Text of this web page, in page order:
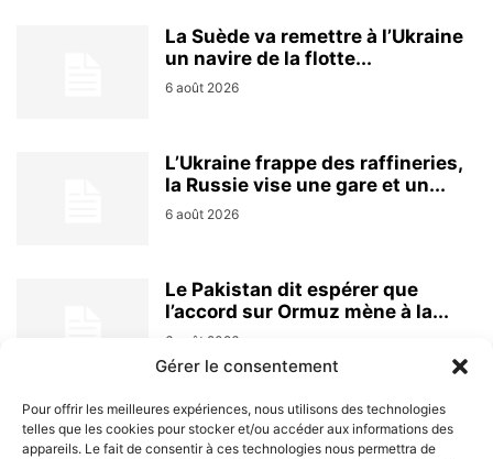
Gérer le consentement
Pour offrir les meilleures expériences, nous utilisons des technologies
telles que les cookies pour stocker et/ou accéder aux informations des
appareils. Le fait de consentir à ces technologies nous permettra de
La Suède va remettre à l’Ukraine
un navire de la flotte...
6 août 2026
L’Ukraine frappe des raffineries,
la Russie vise une gare et un...
6 août 2026
Le Pakistan dit espérer que
l’accord sur Ormuz mène à la...
6 août 2026